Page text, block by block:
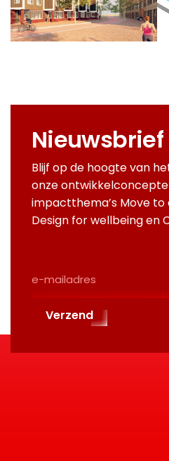
Nieuwsbrief
Blijf op de hoogte van
onze
impactthema’s Move
Design for wellbeing en
Mailadres
Verzend